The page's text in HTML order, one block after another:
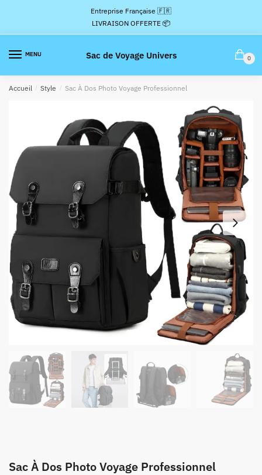
la
navigation
contenu
Entreprise Française 🇫🇷
LIVRAISON OFFERTE 📦
MENU Sac de Voyage Univers 0
Accueil / Style / Sac À Dos Photo Voyage Professionnel
Sac À Dos Photo Voyage Professionnel